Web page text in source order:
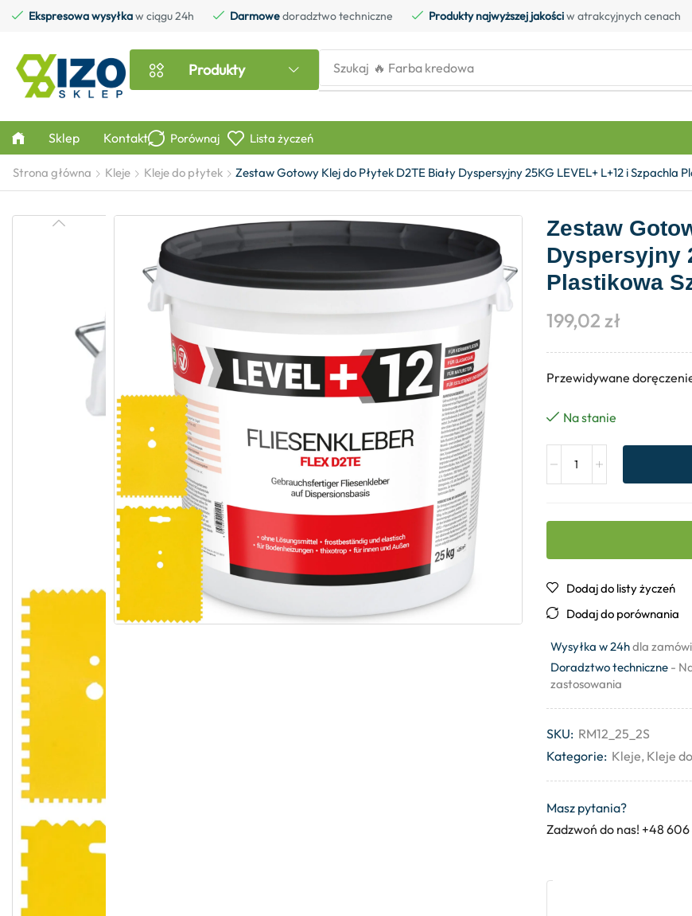
Ekspresowa wysyłkaw ciągu 24h Darmowedoradztwo techniczne Produkty najwyższej jakościw atrakcyjnych cenach
Produkty Szukaj 🔥 Farba kredowa
Sklep Kontakt Porównaj Lista życzeń
Strona główna Kleje Kleje do płytek Zestaw Gotowy Klej do Płytek D2TE Biały Dyspersyjny 25KG LEVEL+ L+12 i Szpachla
Zestaw
Dyspersyjny
Plastikowa
199,02 zł
Przewidywane
Na stanie
Dodaj do listy życzeń
Dodaj do porównania
Wysyłka w 24hdla
Doradztwo techniczne -
zastosowania
SKU: RM12_25_2S
Kategorie: Kleje, Kleje
Masz pytania?
Zadzwoń do nas! +48 606